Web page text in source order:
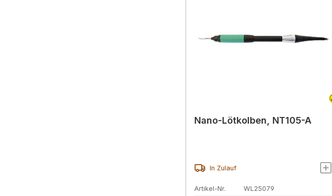
Nano-Lötkolben, NT105-A
In Zulauf
Artikel-Nr. WL25079